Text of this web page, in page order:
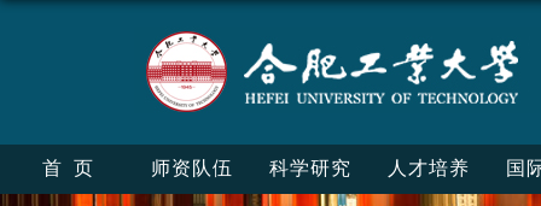
首页 师资队伍 科学研究 人才培养 国